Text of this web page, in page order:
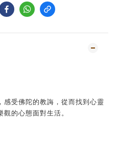
感受佛陀的教誨，從而找到心靈
的心態面對生活。